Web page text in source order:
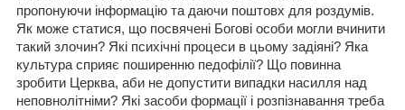
пропонуючи інформацію та даючи поштовх для роздумів.
Як може статися, що посвячені Богові особи могли вчинити
такий злочин? Які психічні процеси в цьому задіяні? Яка
культура сприяє поширенню педофілії? Що повинна
зробити Церква, аби не допустити випадки насилля над
неповнолітніми? Які засоби формації і розпізнавання треба